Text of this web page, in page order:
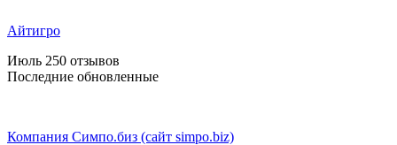
Айтигро
Июль 250 отзывов
Последние обновленные
Компания Симпо.биз (сайт simpo.biz)